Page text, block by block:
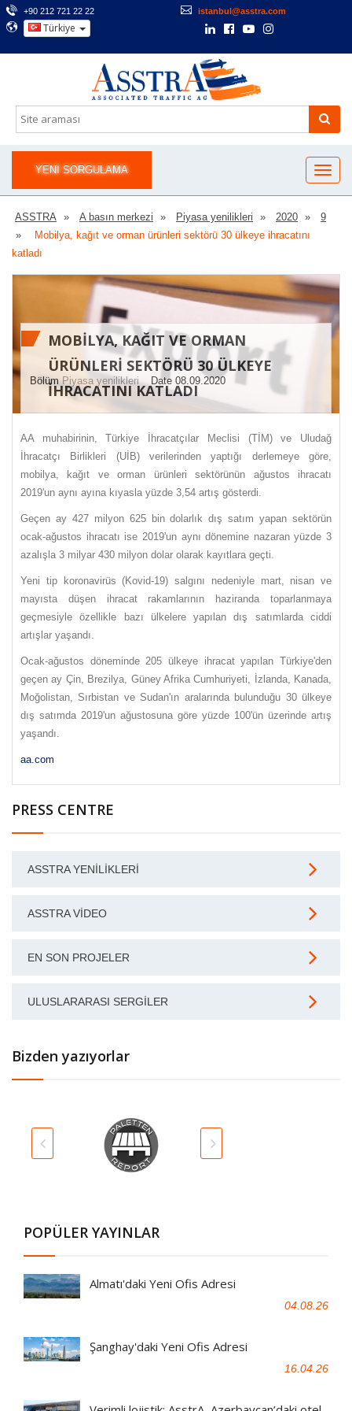
+90 212 721 22 22 istanbul@asstra.com
Türkiye
YENI SORGULAMA
ASSTRA A basın merkezi Piyasa yenilikleri 2020
9
Mobilya, kağıt ve orman ürünleri sektörü 30 ülkeye ihracatını
katladı
MOBILYA, KAĞIT VE ORMAN
ÜRÜNLERI SEKTÖRÜ 30 ÜLKEYE
IHRACATINI KATLADI
BölümPiyasa yenilikleriDate 08.09.2020
AA muhabirinin, Türkiye İhracatçılar Meclisi (TİM) ve Uludağ
İhracatçı Birlikleri (UİB) verilerinden yaptığı derlemeye göre,
mobilya, kağıt ve orman ürünleri sektörünün ağustos ihracatı
2019'un aynı ayına kıyasla yüzde 3,54 artış gösterdi.
Geçen ay 427 milyon 625 bin dolarlık dış satım yapan sektörün
ocak-ağustos ihracatı ise 2019'un aynı dönemine nazaran yüzde 3
azalışla 3 milyar 430 milyon dolar olarak kayıtlara geçti.
Yeni tip koronavirüs (Kovid-19) salgını nedeniyle mart, nisan ve
mayısta düşen ihracat rakamlarının haziranda toparlanmaya
geçmesiyle özellikle bazı ülkelere yapılan dış satımlarda ciddi
artışlar yaşandı.
Ocak-ağustos döneminde 205 ülkeye ihracat yapılan Türkiye'den
geçen ay Çin, Brezilya, Güney Afrika Cumhuriyeti, İzlanda, Kanada,
Moğolistan, Sırbistan ve Sudan'ın aralarında bulunduğu 30 ülkeye
dış satımda 2019'un ağustosuna göre yüzde 100'ün üzerinde artış
yaşandı.
aa.com
PRESS CENTRE
ASSTRA YENILIKLERI
ASSTRA VIDEO
EN SON PROJELER
ULUSLARARASI SERGILER
Bizden yazıyorlar
POPÜLER YAYINLAR
Almatı'daki Yeni Ofis Adresi
04.08.26
Şanghay'daki Yeni Ofis Adresi
16.04.26